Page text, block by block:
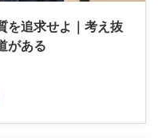
を追求せよ｜考え抜
がある